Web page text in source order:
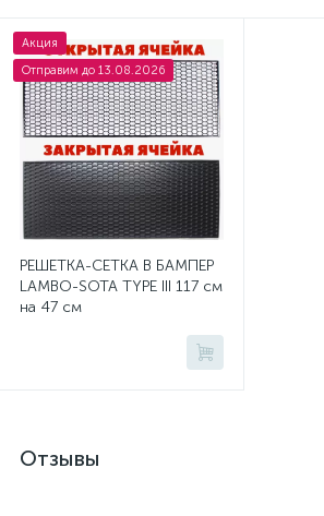
Акция
Отправим до 13.08.2026
РЕШЕТКА-СЕТКА В БАМПЕР
LAMBO-SOTA TYPE III 117 см
на 47 см
Отзывы